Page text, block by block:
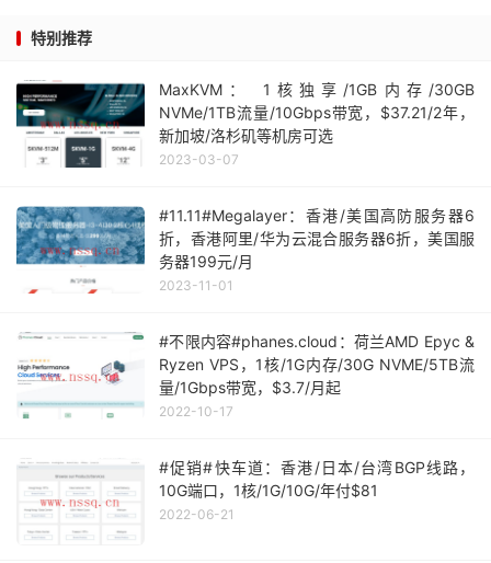
特别推荐
MaxKVM： 1核独享/1GB内存/30GB
NVMe/1TB流量/10Gbps带宽，$37.21/2年，
新加坡/洛杉矶等机房可选
2023-03-07
#11.11#Megalayer：香港/美国高防服务器6
折，香港阿里/华为云混合服务器6折，美国服
务器199元/月
2023-11-01
#不限内容#phanes.cloud：荷兰AMD Epyc &
Ryzen VPS，1核/1G内存/30G NVME/5TB流
量/1Gbps带宽，$3.7/月起
2022-10-17
#促销#快车道：香港/日本/台湾BGP线路，
10G端口，1核/1G/10G/年付$81
2022-06-21